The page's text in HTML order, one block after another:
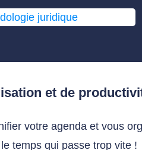
juridique
et de
votre agenda et vous
temps qui passe trop vite !